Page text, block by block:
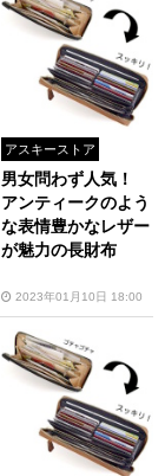
アスキーストア
男女問わず人気！
アンティークのよう
な表情豊かなレザー
が魅力の長財布
2023年01月10日 18:00